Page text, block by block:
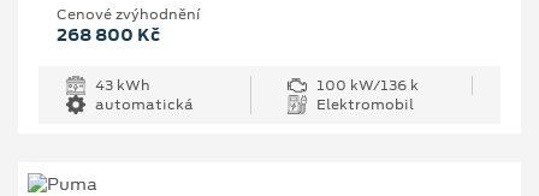
Cenové zvýhodnění
268 800 Kč
43 kWh
100 kW/136 k
automatická
Elektromobil